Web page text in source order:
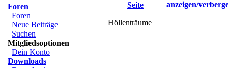
Foren
Foren
Neue Beiträge
Suchen
Mitgliedsoptionen
Dein Konto
Downloads
Höllenträume